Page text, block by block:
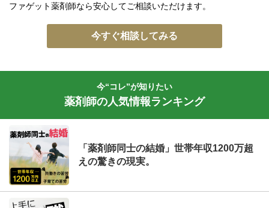
ファゲット薬剤師なら安心してご相談いただけます。
今すぐ相談してみる
今“コレ”が知りたい
薬剤師の人気情報ランキング
「薬剤師同士の結婚」世帯年収1200万超
えの驚きの現実。